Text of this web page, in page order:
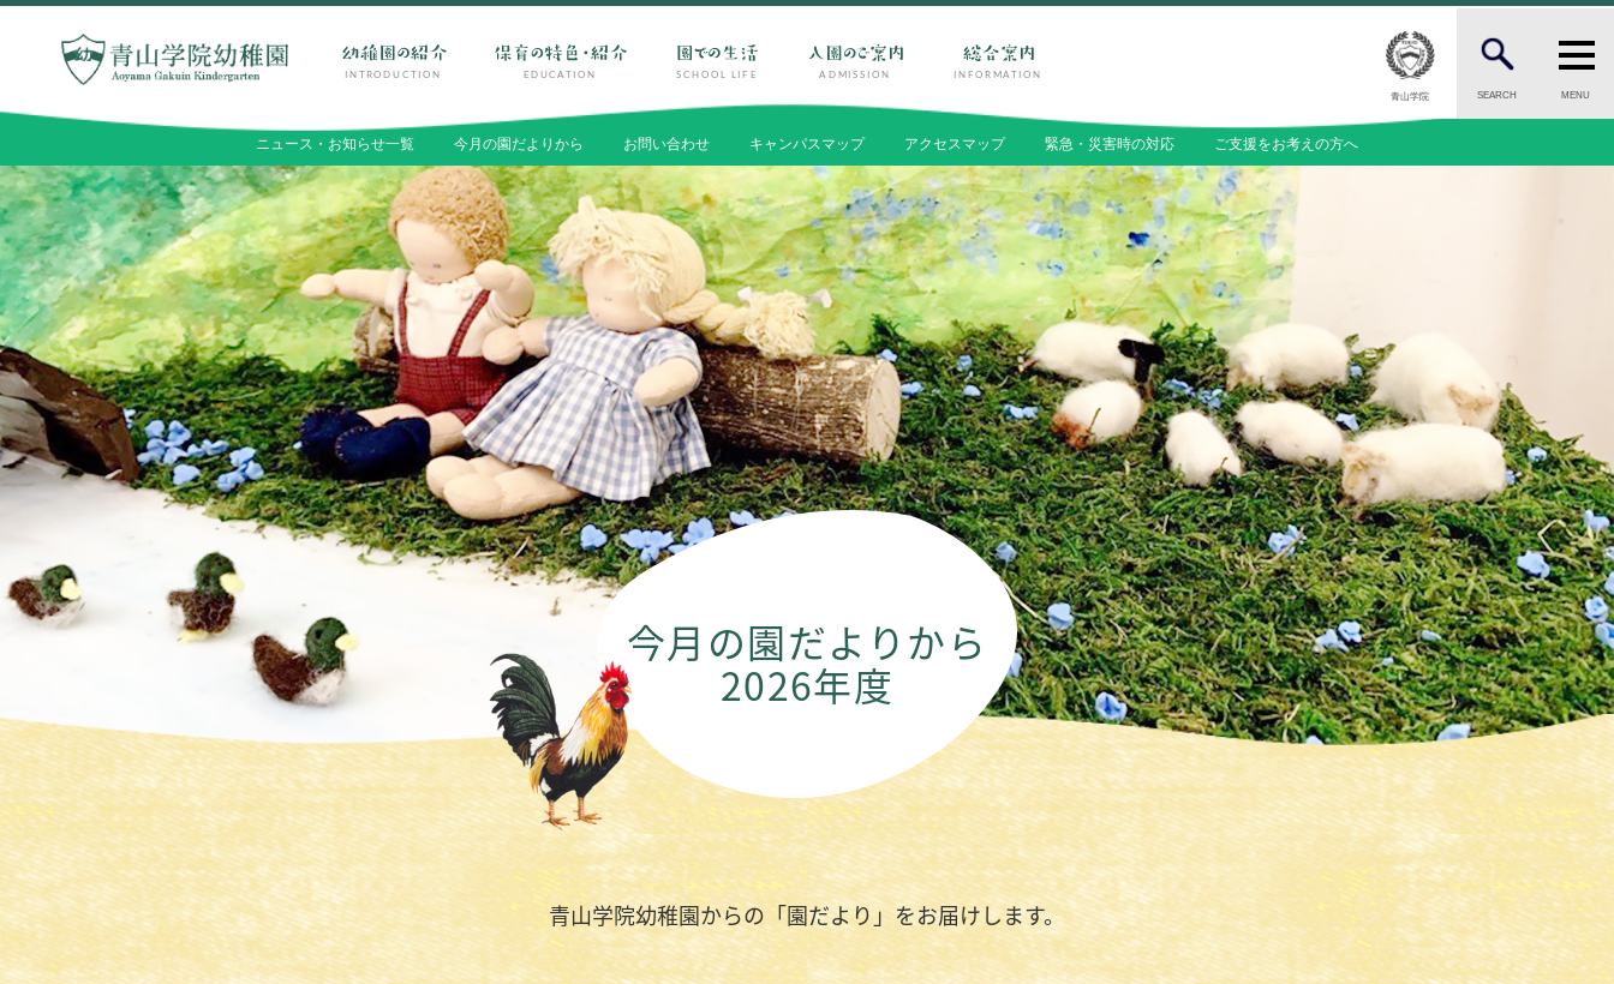
INTRODUCTION EDUCATION SCHOOL LIFE ADMISSION INFORMATION
青山学院 SEARCH MENU
PARENTS
在園生・卒園生の保護者の方へ
CANDIDATES
受験をお考えの保護者の方へ
INTRODUCTION
幼稚園の紹介
園長ごあいさつ
保育の理念・目標
幼稚園の歴史
園児数・教職員数
一貫校の流れ
EDUCATION
保育の特色・紹介
キリスト教保育
遊びを中心とした保育
保護者と園
初等部との連携
国際交流
SCHOOL LIFE
園での生活
一年の流れ
一日の流れ
施設・設備紹介
安全・安心できる生活への取り組み
ADMISSION
入園のご案内
入園テストについて
入園説明会
よくあるご質問
入園料・保育料等一覧
今月の園だよりから
お問い合わせ
キャンパスマップ
アクセスマップ
緊急・災害時の対応
ご支援をお考えの方へ
ニュース・お知らせ一覧 今月の園だよりから お問い合わせ キャンパスマップ アクセスマップ 緊急・災害時の対応 ご支援をお考えの方へ
今月の園だよりから
2026年度
青山学院幼稚園からの「園だより」をお届けします。